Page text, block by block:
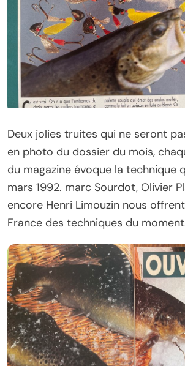
Deux jolies truites qui ne seront
en photo du dossier du mois,
du magazine évoque la technique
mars 1992. marc Sourdot, Olivier
encore Henri Limouzin nous
France des techniques du